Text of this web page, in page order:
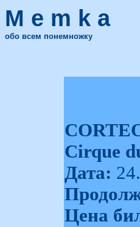
M e m k a
обо всем понемножку
Cirque
Дата:
Цена